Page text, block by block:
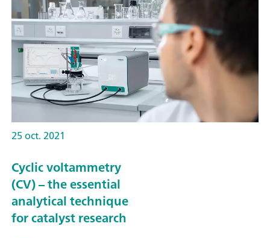
25 oct. 2021
Cyclic voltammetry
(CV) – the essential
analytical technique
for catalyst research